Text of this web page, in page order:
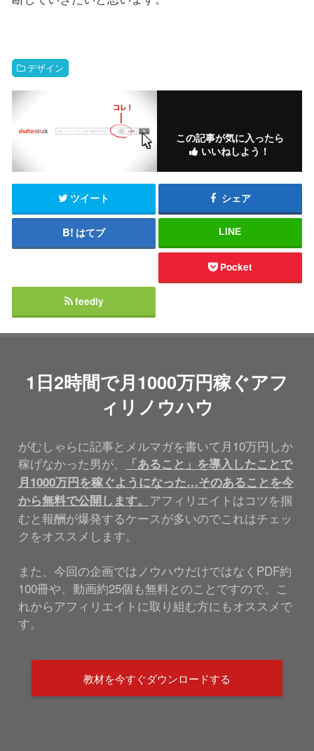
デザイン
この記事が気に入ったら
いいねしよう！
ツイート シェア
はてブ LINE
Pocket
feedly
1日2時間で月1000万円稼ぐアフ
ィリノウハウ
がむしゃらに記事とメルマガを書いて月10万円しか
稼げなかった男が、
「あること」を導入したことで
月1000万円を稼ぐようになった…そのあることを今
から無料で公開します。 アフィリエイトはコツを掴
むと報酬が爆発するケースが多いのでこれはチェッ
クをオススメします。
また、今回の企画ではノウハウだけではなくPDF約
100冊や、動画約25個も無料とのことですので、こ
れからアフィリエイトに取り組む方にもオススメで
す。
教材を今すぐダウンロードする